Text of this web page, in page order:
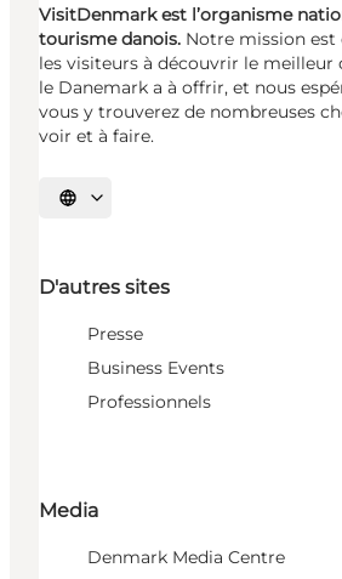
VisitDenmark est l’organisme
tourisme danois. Notre mission est
les visiteurs à découvrir le meilleur
le Danemark a à offrir, et nous
vous y trouverez de nombreuses
voir et à faire.
Choisissez la langue
D'autres sites
Presse
Business Events
Professionnels
Media
Denmark Media Centre